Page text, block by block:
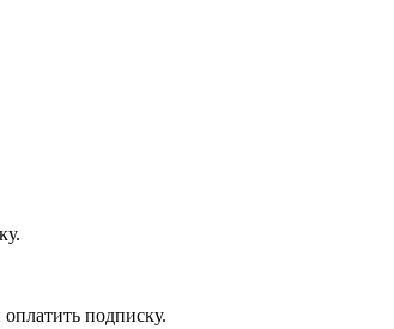
подписку.